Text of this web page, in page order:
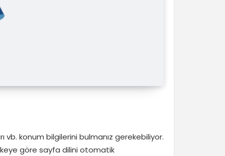
vb. konum bilgilerini bulmanız gerekebiliyor.
göre sayfa dilini otomatik